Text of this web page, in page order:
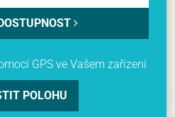
GPS ve Vašem zařízení
POLOHU